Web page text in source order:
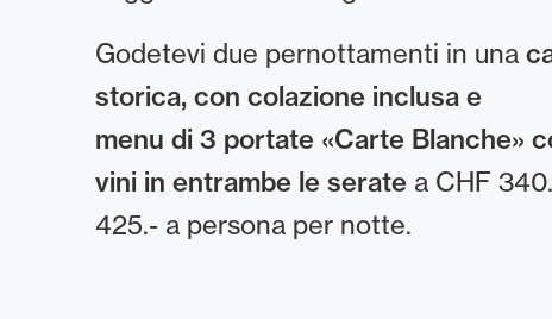
Godetevi due pernottamenti in una
storica, con colazione inclusa e
menu di 3 portate «Carte Blanche»
vini in entrambe le serate a CHF
425.- a persona per notte.